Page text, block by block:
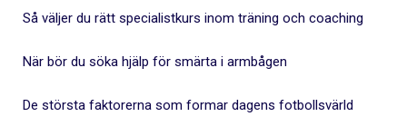
Så väljer du rätt specialistkurs inom träning och coaching
När bör du söka hjälp för smärta i armbågen
De största faktorerna som formar dagens fotbollsvärld